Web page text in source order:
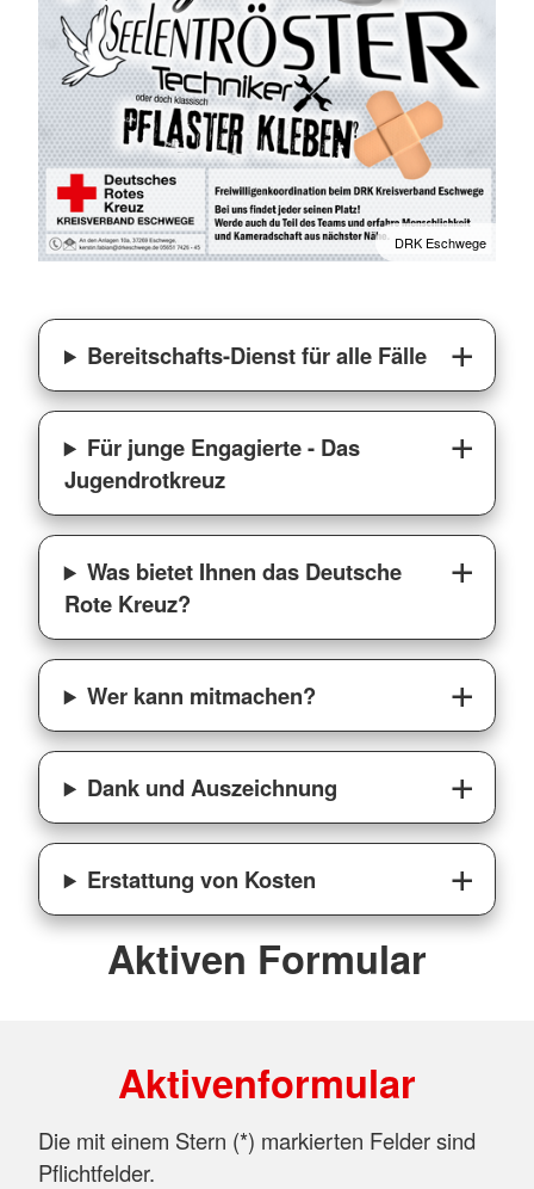
DRK Eschwege
Bereitschafts-Dienst für alle Fälle
Für junge Engagierte - Das
Jugendrotkreuz
Was bietet Ihnen das Deutsche
Rote Kreuz?
Wer kann mitmachen?
Dank und Auszeichnung
Erstattung von Kosten
Aktiven Formular
Aktivenformular
Die mit einem Stern (*) markierten Felder sind
Pflichtfelder.